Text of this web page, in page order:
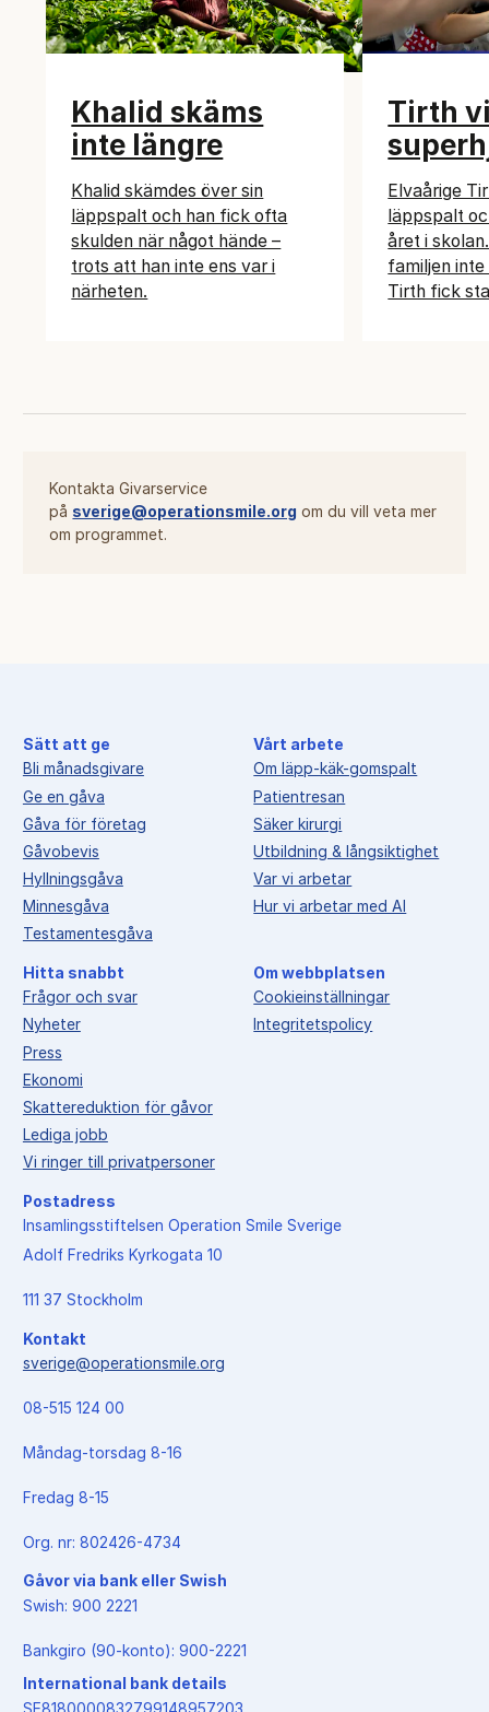
Khalid skäms
inte längre
Khalid skämdes över sin
läppspalt och han fick ofta
skulden när något hände –
trots att han inte ens var i
närheten.
Tirth
Elvaårige
läppspalt
året i
familjen
Tirth fick
Kontakta Givarservice
på sverige@operationsmile.org om du vill veta mer
om programmet.
Sätt att ge
Bli månadsgivare
Ge en gåva
Gåva för företag
Gåvobevis
Hyllningsgåva
Minnesgåva
Testamentesgåva
Vårt arbete
Om läpp-käk-gomspalt
Patientresan
Säker kirurgi
Utbildning & långsiktighet
Var vi arbetar
Hur vi arbetar med AI
Hitta snabbt
Frågor och svar
Nyheter
Press
Ekonomi
Skattereduktion för gåvor
Lediga jobb
Vi ringer till privatpersoner
Om webbplatsen
Cookieinställningar
Integritetspolicy
Postadress
Insamlingsstiftelsen Operation Smile Sverige
Adolf Fredriks Kyrkogata 10
111 37 Stockholm
Kontakt
sverige@operationsmile.org
08-515 124 00
Måndag-torsdag 8-16
Fredag 8-15
Org. nr: 802426-4734
Gåvor via bank eller Swish
Swish: 900 2221
Bankgiro (90-konto): 900-2221
International bank details
SE8180000832799148957203